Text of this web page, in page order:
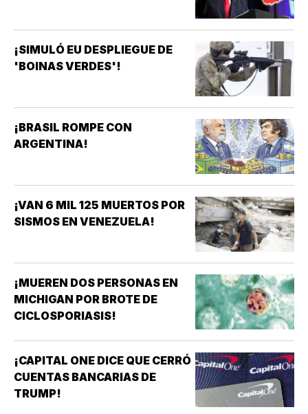
¡SIMULÓ EU DESPLIEGUE DE
'BOINAS VERDES'!
¡BRASIL ROMPE CON
ARGENTINA!
¡VAN 6 MIL 125 MUERTOS POR
SISMOS EN VENEZUELA!
¡MUEREN DOS PERSONAS EN
MICHIGAN POR BROTE DE
CICLOSPORIASIS!
¡CAPITAL ONE DICE QUE CERRÓ
CUENTAS BANCARIAS DE
TRUMP!